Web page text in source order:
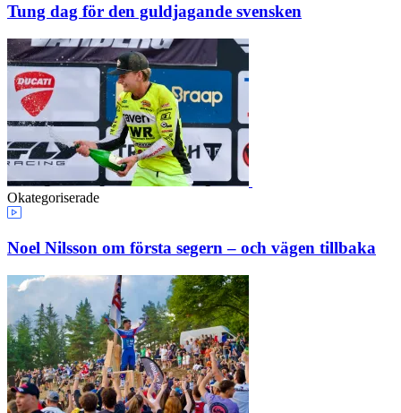
Tung dag för den guldjagande svensken
Okategoriserade
Noel Nilsson om första segern – och vägen tillbaka